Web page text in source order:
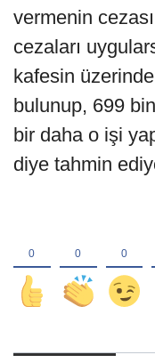
vermenin
cezaları
kafesin
bulunup, 699
bir daha o işi
diye tahmin